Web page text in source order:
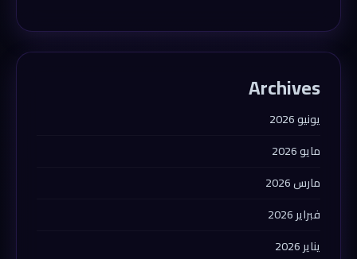
Archives
يونيو 2026
مايو 2026
مارس 2026
فبراير 2026
يناير 2026